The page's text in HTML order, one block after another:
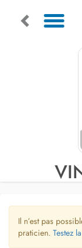
Il n’est pas
praticien. Testez